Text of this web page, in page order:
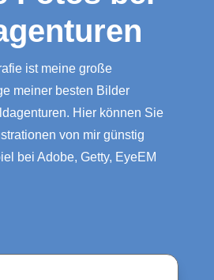
ist meine große
meiner besten Bilder
Hier können Sie
von mir günstig
bei Adobe, Getty, EyeEM